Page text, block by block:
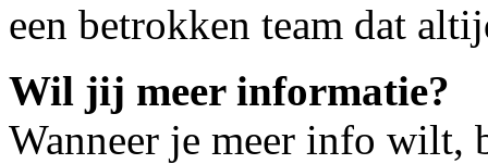
een betrokken team dat
Wil jij meer informatie?
Wanneer je meer info wilt,